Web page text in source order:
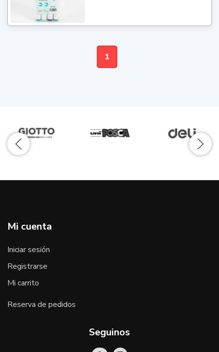
1
Mi cuenta
Iniciar sesión
Registrarse
Mi carrito
Reserva de pedidos
Seguinos